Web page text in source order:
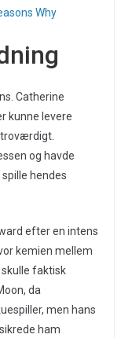
Why
Catherine
kunne levere
og havde
hendes
efter en intens
kemien mellem
faktisk
da
men hans
ham